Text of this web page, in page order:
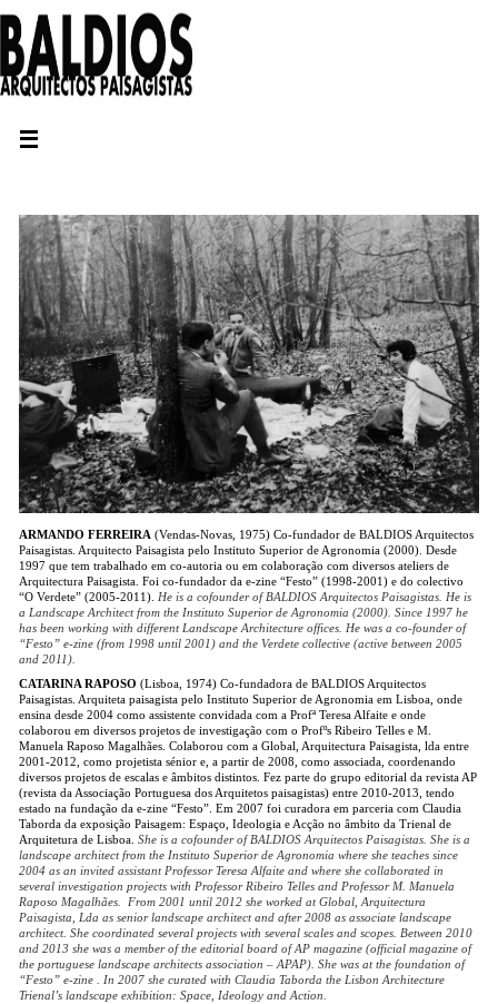
ARMANDO FERREIRA (Vendas-Novas, 1975) Co-fundador de BALDIOS Arquitectos
Paisagistas. Arquitecto Paisagista pelo Instituto Superior de Agronomia (2000). Desde
1997 que tem trabalhado em co-autoria ou em colaboração com diversos ateliers de
Arquitectura Paisagista. Foi co-fundador da e-zine “Festo” (1998-2001) e do colectivo
“O Verdete” (2005-2011). He is a cofounder of BALDIOS Arquitectos Paisagistas. He is
a Landscape Architect from the Instituto Superior de Agronomia (2000). Since 1997 he
has been working with different Landscape Architecture offices. He was a co-founder of
“Festo” e-zine (from 1998 until 2001) and the Verdete collective (active between 2005
and 2011).
CATARINA RAPOSO (Lisboa, 1974) Co-fundadora de BALDIOS Arquitectos
Paisagistas. Arquiteta paisagista pelo Instituto Superior de Agronomia em Lisboa, onde
ensina desde 2004 como assistente convidada com a Profª Teresa Alfaite e onde
colaborou em diversos projetos de investigação com o Profºs Ribeiro Telles e M.
Manuela Raposo Magalhães. Colaborou com a Global, Arquitectura Paisagista, lda entre
2001-2012, como projetista sénior e, a partir de 2008, como associada, coordenando
diversos projetos de escalas e âmbitos distintos. Fez parte do grupo editorial da revista AP
(revista da Associação Portuguesa dos Arquitetos paisagistas) entre 2010-2013, tendo
estado na fundação da e-zine “Festo”. Em 2007 foi curadora em parceria com Claudia
Taborda da exposição Paisagem: Espaço, Ideologia e Acção no âmbito da Trienal de
Arquitetura de Lisboa.She is a cofounder of BALDIOS Arquitectos Paisagistas. She is a
landscape architect from the Instituto Superior de Agronomia where she teaches since
2004 as an invited assistant Professor Teresa Alfaite and where she collaborated in
several investigation projects with Professor Ribeiro Telles and Professor M. Manuela
Raposo Magalhães. From 2001 until 2012 she worked at Global, Arquitectura
Paisagista, Lda as senior landscape architect and after 2008 as associate landscape
architect. She coordinated several projects with several scales and scopes. Between 2010
and 2013 she was a member of the editorial board of AP magazine (official magazine of
the portuguese landscape architects association – APAP). She was at the foundation of
“Festo” e-zine . In 2007 she curated with Claudia Taborda the Lisbon Architecture
Trienal’s landscape exhibition: Space, Ideology and Action.